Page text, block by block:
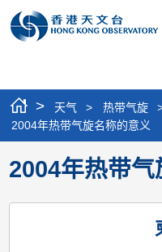
> 天气 > 热带气旋
2004年热带气旋名称的意义
2004年热带